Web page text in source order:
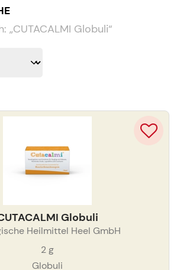
„CUTACALMI Globuli“
Globuli
Heilmittel Heel GmbH
2g
Globuli